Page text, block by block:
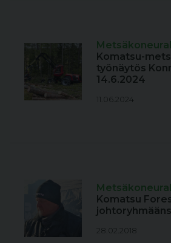
Komatsu-
työnäytös
14.6.2024
11.06.2024
Komatsu
28.02.2018